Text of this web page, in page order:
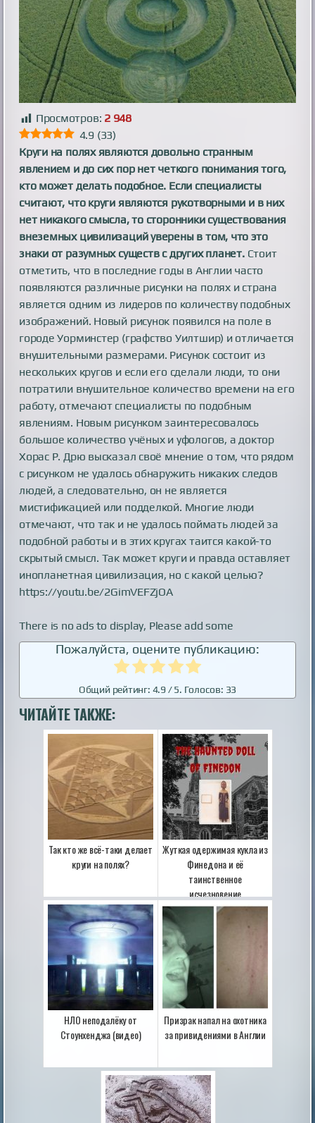
Просмотров: 2 948
4.9 (33)
Круги на полях являются довольно странным
явлением и до сих пор нет четкого понимания того,
кто может делать подобное. Если специалисты
считают, что круги являются рукотворными и в них
нет никакого смысла, то сторонники существования
внеземных цивилизаций уверены в том, что это
знаки от разумных существ с других планет. Стоит
отметить, что в последние годы в Англии часто
появляются различные рисунки на полях и страна
является одним из лидеров по количеству подобных
изображений. Новый рисунок появился на поле в
городе Уорминстер (графство Уилтшир) и отличается
внушительными размерами. Рисунок состоит из
нескольких кругов и если его сделали люди, то они
потратили внушительное количество времени на его
работу, отмечают специалисты по подобным
явлениям. Новым рисунком заинтересовалось
большое количество учёных и уфологов, а доктор
Хорас Р. Дрю высказал своё мнение о том, что рядом
с рисунком не удалось обнаружить никаких следов
людей, а следовательно, он не является
мистификацией или подделкой. Многие люди
отмечают, что так и не удалось поймать людей за
подобной работы и в этих кругах таится какой-то
скрытый смысл. Так может круги и правда оставляет
инопланетная цивилизация, но с какой целью?
https://youtu.be/2GimVEFZjOA
There is no ads to display, Please add some
Пожалуйста, оцените публикацию:
Общий рейтинг: 4.9/ 5. Голосов: 33
ЧИТАЙТЕ ТАКЖЕ:
Так кто же всё-таки делает
круги на полях?
Жуткая одержимая кукла из
Финедона и её
таинственное
исчезновение
НЛО неподалёку от
Стоунхенджа (видео)
Призрак напал на охотника
за привидениями в Англии